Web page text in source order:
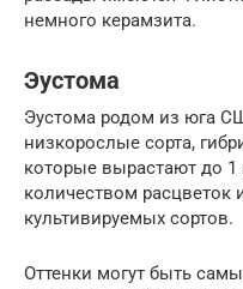
немного керамзита.
Эустома
Эустома родом из юга
низкорослые сорта,
которые вырастают до
количеством
культивируемых сортов.
Оттенки могут быть